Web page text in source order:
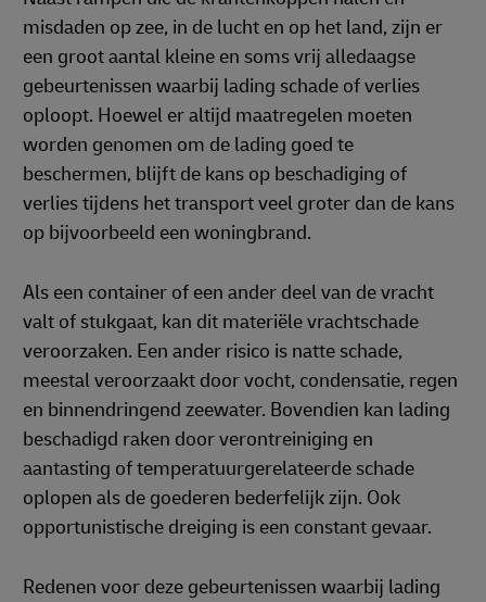
misdaden op zee, in de lucht en op het land, zijn er
een groot aantal kleine en soms vrij alledaagse
gebeurtenissen waarbij lading schade of verlies
oploopt. Hoewel er altijd maatregelen moeten
worden genomen om de lading goed te
beschermen, blijft de kans op beschadiging of
verlies tijdens het transport veel groter dan de kans
op bijvoorbeeld een woningbrand.
Als een container of een ander deel van de vracht
valt of stukgaat, kan dit materiële vrachtschade
veroorzaken. Een ander risico is natte schade,
meestal veroorzaakt door vocht, condensatie, regen
en binnendringend zeewater. Bovendien kan lading
beschadigd raken door verontreiniging en
aantasting of temperatuurgerelateerde schade
oplopen als de goederen bederfelijk zijn. Ook
opportunistische dreiging is een constant gevaar.
Redenen voor deze gebeurtenissen waarbij lading